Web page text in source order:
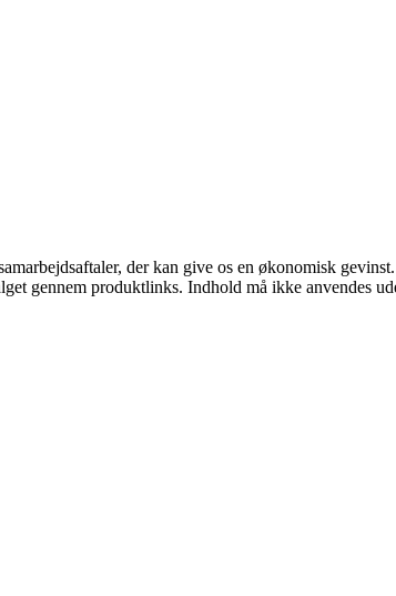
der kan give os en økonomisk gevinst.
gennem produktlinks. Indhold må ikke anvendes